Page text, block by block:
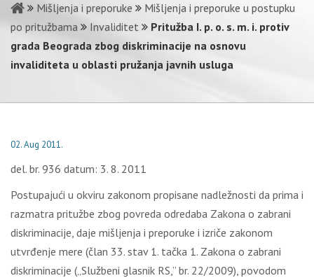
Mišljenja i preporuke
Mišljenja i preporuke u postupku
po pritužbama
Invaliditet
Pritužba I. p. o. s. m. i. protiv
grada Beograda zbog diskriminacije na osnovu
invaliditeta u oblasti pružanja javnih usluga
02. Aug 2011.
del. br. 936 datum: 3. 8. 2011
Postupajući u okviru zakonom propisane nadležnosti da prima i
razmatra pritužbe zbog povreda odredaba Zakona o zabrani
diskriminacije, daje mišljenja i preporuke i izriče zakonom
utvrđenje mere (član 33. stav 1. tačka 1. Zakona o zabrani
diskriminacije („Službeni glasnik RS,” br. 22/2009), povodom